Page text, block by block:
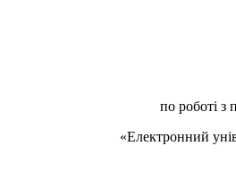
по роботі з
«Електронний